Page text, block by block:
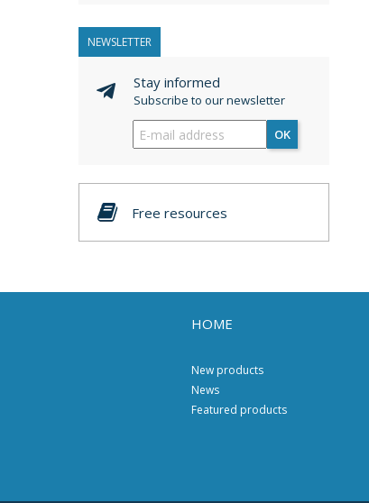
NEWSLETTER
Stay informed
Subscribe to our newsletter
OK
Free resources
HOME
New products
News
Featured products